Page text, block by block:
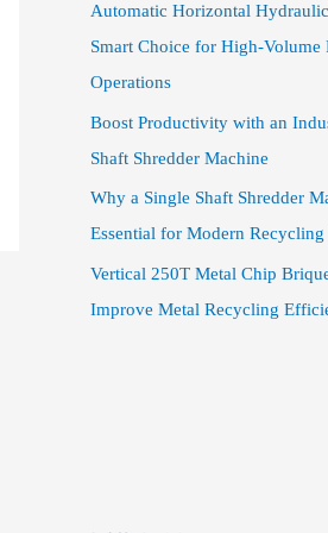
Automatic Horizontal
Smart Choice for High-Volume
Operations
Boost Productivity with an
Shaft Shredder Machine
Why a Single Shaft Shredder
Essential for Modern Recycling
Vertical 250T Metal Chip
Improve Metal Recycling